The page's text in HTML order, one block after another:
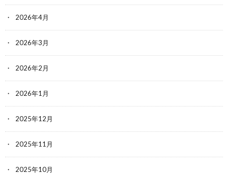
2026年4月
2026年3月
2026年2月
2026年1月
2025年12月
2025年11月
2025年10月